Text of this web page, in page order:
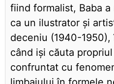
fiind formalist, Baba
ca un ilustrator și
deceniu (1940-
când iși căuta
confruntat cu